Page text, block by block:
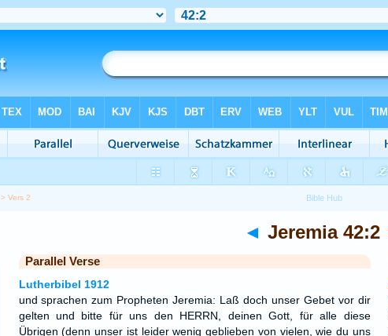
> Vers 2
◄ Jeremia 42:2
Parallel Verse
Lutherbibel 1912
und sprachen zum Propheten Jeremia: Laß doch unser Gebet vor dir
gelten und bitte für uns den HERRN, deinen Gott, für alle diese
Übrigen (denn unser ist leider wenig geblieben von vielen, wie du uns